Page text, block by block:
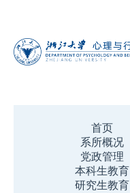
首页
系所概况
党政管理
本科生教育
研究生教育